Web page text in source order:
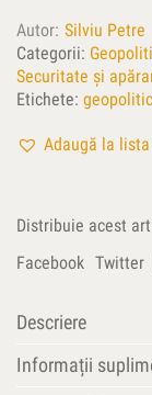
Autor Silviu Petre
Categorii:
Securitate și
Etichete:
Adaugă la
Distribuie acest
Facebook Twitter
Descriere
Informații